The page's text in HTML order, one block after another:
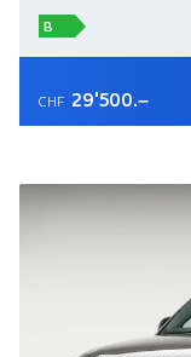
B
CHF 29'500.–